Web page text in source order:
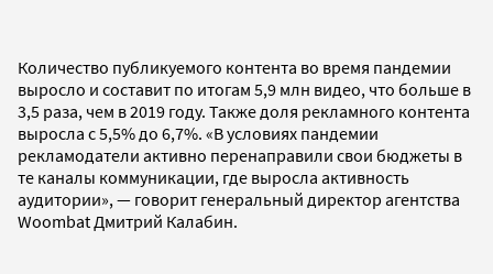
Количество публикуемого контента во время пандемии
выросло и составит по итогам 5,9 млн видео, что больше в
3,5 раза, чем в 2019 году. Также доля рекламного контента
выросла с 5,5% до 6,7%. «В условиях пандемии
рекламодатели активно перенаправили свои бюджеты в
те каналы коммуникации, где выросла активность
аудитории», — говорит генеральный директор агентства
Woombat Дмитрий Калабин.